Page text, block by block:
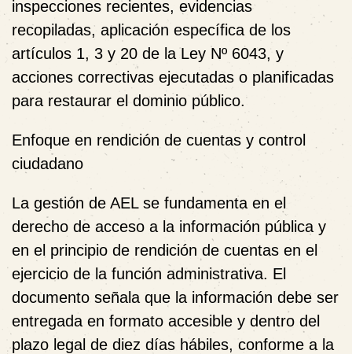
inspecciones recientes, evidencias
recopiladas, aplicación específica de los
artículos 1, 3 y 20 de la Ley Nº 6043, y
acciones correctivas ejecutadas o planificadas
para restaurar el dominio público.
Enfoque en rendición de cuentas y control
ciudadano
La gestión de AEL se fundamenta en el
derecho de acceso a la información pública y
en el principio de rendición de cuentas en el
ejercicio de la función administrativa. El
documento señala que la información debe ser
entregada en formato accesible y dentro del
plazo legal de diez días hábiles, conforme a la